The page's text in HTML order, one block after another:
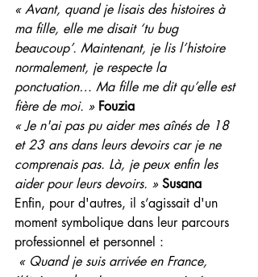
« Avant, quand je lisais des histoires à
ma fille, elle me disait ‘tu bug
beaucoup’. Maintenant, je lis l’histoire
normalement, je respecte la
ponctuation… Ma fille me dit qu’elle est
fière de moi. » Fouzia
« Je n'ai pas pu aider mes aînés de 18
et 23 ans dans leurs devoirs car je ne
comprenais pas. Là, je peux enfin les
aider pour leurs devoirs. » Susana
Enfin, pour d'autres, il s’agissait d'un
moment symbolique dans leur parcours
professionnel et personnel :
« Quand je suis arrivée en France,